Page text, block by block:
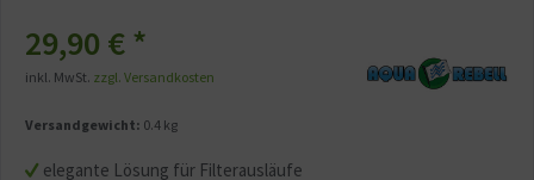
elegante Lösung für Filterausläufe
29,90 € *
inkl. MwSt. zzgl. Versandkosten
Versandgewicht: 0.4 kg